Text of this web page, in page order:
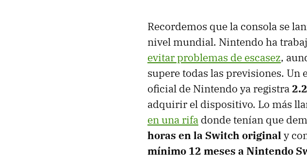
Recordemos que la consola se
nivel mundial. Nintendo ha
evitar problemas de escasez,
supere todas las previsiones. Un
oficial de Nintendo ya registra
adquirir el dispositivo. Lo más
en una rifa donde tenían que
horas en la Switch originaly
mínimo 12 meses a Nintendo